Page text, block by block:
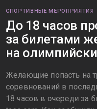
СПОРТИВНЫЕ МЕРОПРИЯТИЯ
До 18 часов
за билетами
на
Желающие попасть на
соревнований в
18 часов в очереди за